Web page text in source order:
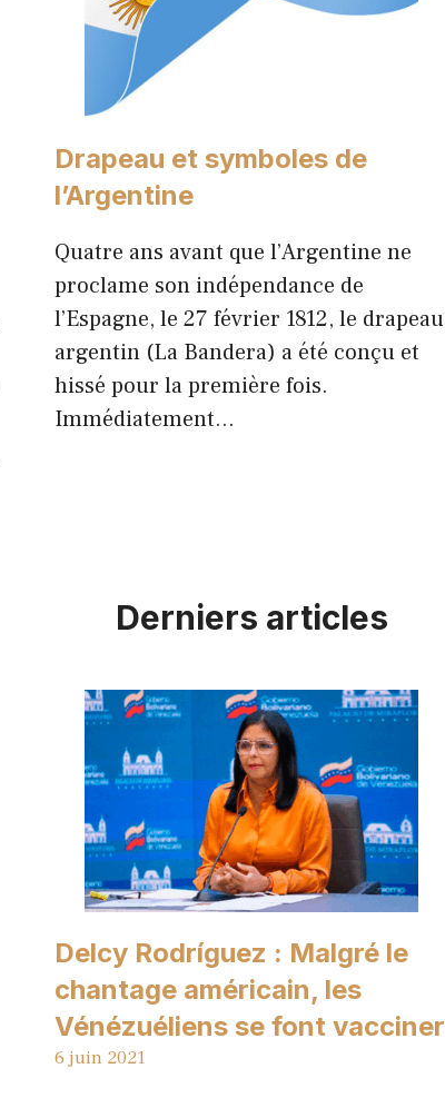
Drapeau et symboles de
l’Argentine
Quatre ans avant que l’Argentine ne
proclame son indépendance de
l’Espagne, le 27 février 1812, le drapeau
argentin (La Bandera) a été conçu et
hissé pour la première fois.
Immédiatement…
Derniers articles
Delcy Rodríguez : Malgré le
chantage américain, les
Vénézuéliens se font vacciner
6 juin 2021